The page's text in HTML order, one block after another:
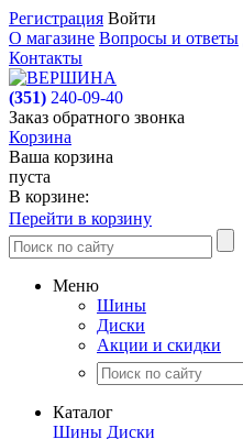
Регистрация Войти
О магазине Вопросы и ответы
Контакты
(351) 240-09-40
Заказ обратного звонка
Корзина
Ваша корзина
пуста
В корзине:
Перейти в корзину
Меню
Шины
Диски
Акции и скидки
Каталог
Шины Диски